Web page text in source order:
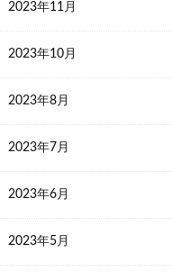
2023年11月
2023年10月
2023年8月
2023年7月
2023年6月
2023年5月